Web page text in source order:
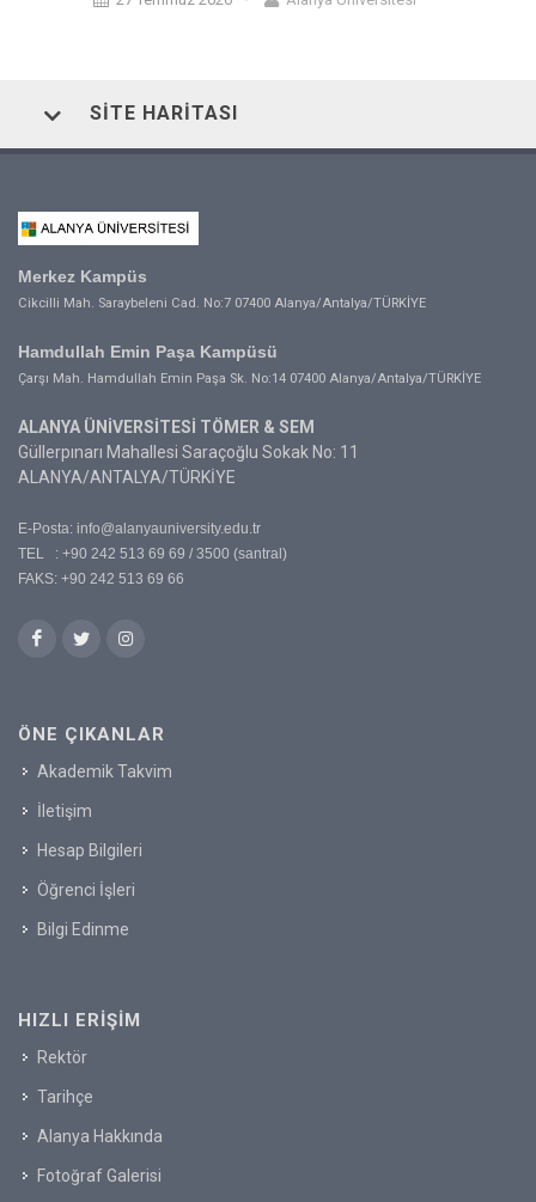
SITE HARITASI
Merkez Kampüs
Cikcilli Mah. Saraybeleni Cad. No:7 07400 Alanya/Antalya/TÜRKİYE
Hamdullah Emin Paşa Kampüsü
Çarşı Mah. Hamdullah Emin Paşa Sk. No:14 07400 Alanya/Antalya/TÜRKİYE
ALANYA ÜNİVERSİTESİ TÖMER & SEM
Güllerpınarı Mahallesi Saraçoğlu Sokak No: 11
ALANYA/ANTALYA/TÜRKİYE
E-Posta: info@alanyauniversity.edu.tr
TEL : +90 242 513 69 69 / 3500 (santral)
FAKS: +90 242 513 69 66
ÖNE ÇIKANLAR
Akademik Takvim
İletişim
Hesap Bilgileri
Öğrenci İşleri
Bilgi Edinme
HIZLI ERIŞIM
Rektör
Tarihçe
Alanya Hakkında
Fotoğraf Galerisi